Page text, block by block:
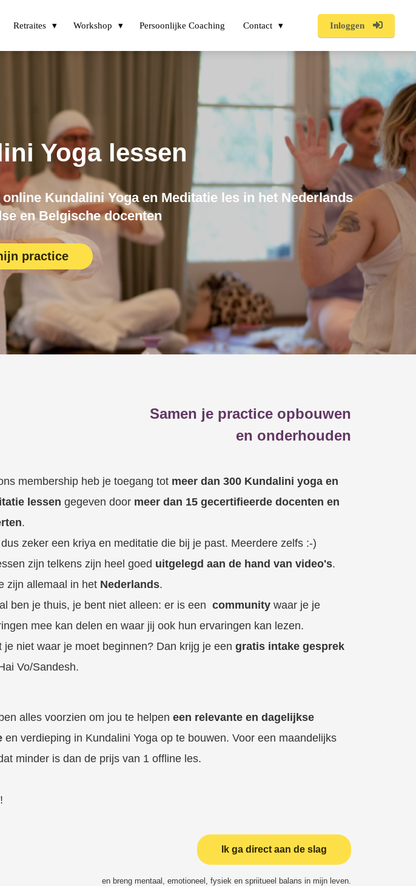
Retraites Workshop Persoonlijke Coaching Contact Inloggen
Yoga lessen
Kundalini Yoga en Meditatie les in het Nederlands
en Belgische docenten
practice
Samen je practice opbouwen
en onderhouden
membership heb je toegang tot meer dan 300 Kundalini yoga en
lessengegeven door meer dan 15 gecertifieerde docenten en
.
zeker een kriya en meditatie die bij je past. Meerdere zelfs :-)
zijn telkens zijn heel goed uitgelegd aan de hand van video's.
zijn allemaal in het Nederlands.
ben je thuis, je bent niet alleen: er is eencommunity waar je je
mee kan delen en waar jij ook hun ervaringen kan lezen.
je niet waar je moet beginnen? Dan krijg je eengratis intake gesprek
Vo/Sandesh.
alles voorzien om jou te helpen een relevante en dagelijkse
en verdieping in Kundalini Yoga op te bouwen. Voor een maandelijks
minder is dan de prijs van 1 offline les.
Ik ga direct aan de slag
en breng mentaal, emotioneel, fysiek en spriitueel balans in mijn leven.